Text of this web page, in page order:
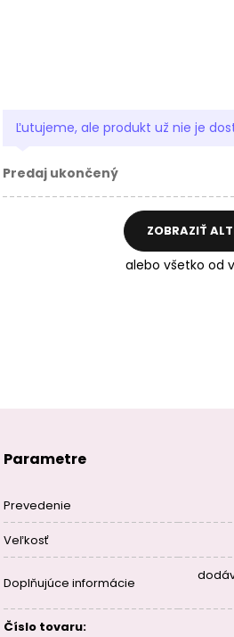
Ľutujeme, ale produkt už nie je
Predaj ukončený
ZOBRAZIŤ
alebo všetko od
Parametre
Prevedenie
Veľkosť
Doplňujúce informácie
Číslo tovaru: